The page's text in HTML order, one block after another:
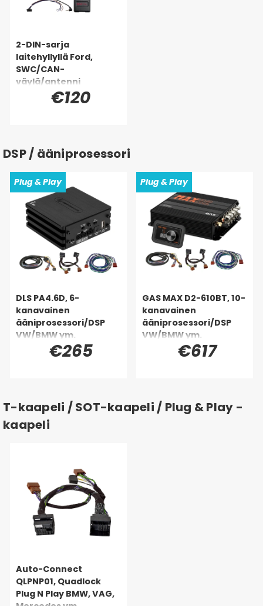
2-DIN-sarja
laitehyllyllä Ford,
SWC/CAN-
väylä/antenni
€120
DSP / ääniprosessori
Plug & Play
DLS PA4.6D, 6-
kanavainen
ääniprosessori/DSP
VW/BMW ym.
(Quadlock)€265
Plug & Play
GAS MAX D2-610BT, 10-
kanavainen
ääniprosessori/DSP
VW/BMW ym.
(Quadlock)€617
T-kaapeli / SOT-kaapeli / Plug & Play -
kaapeli
Auto-Connect
QLPNP01, Quadlock
Plug N Play BMW, VAG,